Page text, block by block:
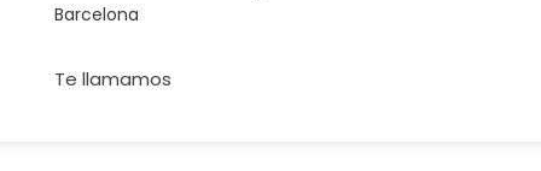
Barcelona
Te llamamos